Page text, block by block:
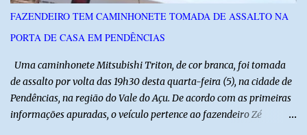
inovação e oportunidades para o desenvolvimento do agronegócio
potiguar. @associacaodiba
FAZENDEIRO TEM CAMINHONETE TOMADA DE ASSALTO NA
PORTA DE CASA EM PENDÊNCIAS
Uma caminhonete Mitsubishi Triton, de cor branca, foi tomada
de assalto por volta das 19h30 desta quarta-feira (5), na cidade de
Pendências, na região do Vale do Açu. De acordo com as primeiras
informações apuradas, o veículo pertence ao fazendeiro Zé